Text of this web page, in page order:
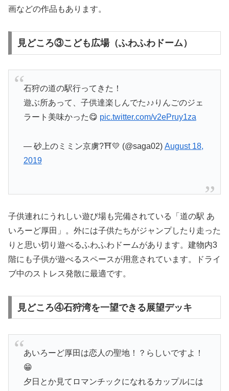
画などの作品もあります。
見どころ③こども広場（ふわふわドーム）
石狩の道の駅行ってきた！
遊ぶ所あって、子供達楽しんでた♪♪りんごのジェ
ラート美味かった😋 pic.twitter.com/v2ePruy1za
— 砂上のミミン京虜?⛩💛 (@saga02) August 18,
2019
子供連れにうれしい遊び場も完備されている「道の駅 あ
いろーど厚田」。外には子供たちがジャンプしたり走った
りと思い切り遊べるふわふわドームがあります。建物内3
階にも子供が遊べるスペースが用意されています。ドライ
ブ中のストレス発散に最適です。
見どころ④石狩湾を一望できる展望デッキ
あいろーど厚田は恋人の聖地！？らしいですよ！
😁
夕日とか見てロマンチックになれるカップルには